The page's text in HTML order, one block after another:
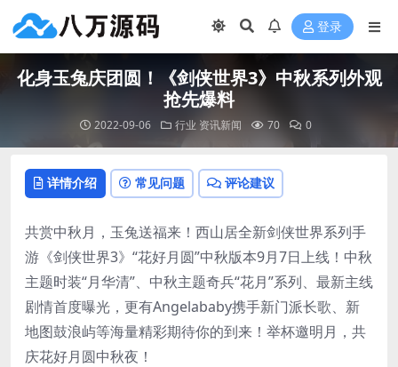
登录
化身玉兔庆团圆！《剑侠世界3》中秋系列外观
抢先爆料
2022-09-06 行业 资讯新闻 70 0
详情介绍 常见问题 评论建议
共赏中秋月，玉兔送福来！西山居全新剑侠世界系列手
游《剑侠世界3》“花好月圆”中秋版本9月7日上线！中秋
主题时装“月华清”、中秋主题奇兵“花月”系列、最新主线
剧情首度曝光，更有Angelababy携手新门派长歌、新
地图鼓浪屿等海量精彩期待你的到来！举杯邀明月，共
庆花好月圆中秋夜！